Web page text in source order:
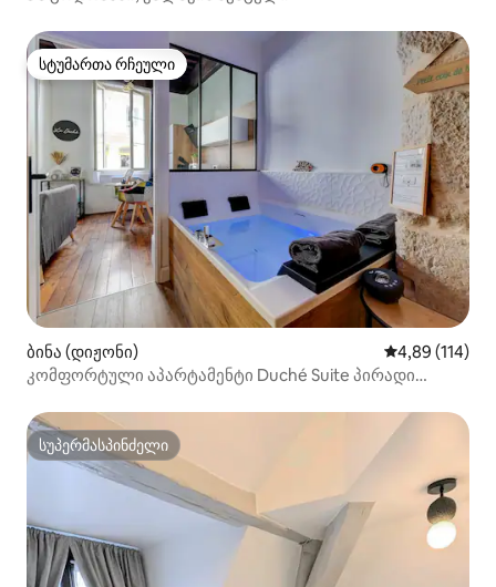
სტუმართა რჩეული
სტუმართა რჩეული
ბინა (დიჟონი) საშუალო
4,89 (114)
კომფორტული აპარტამენტი Duché Suite პირადი
სუპერმასპინძელი
სუპერმასპინძელი